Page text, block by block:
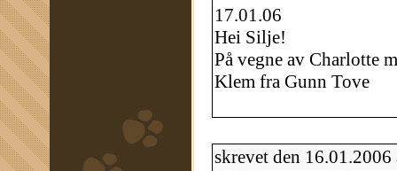
17.01.06
Hei Silje!
På vegne av Charlotte
Klem fra Gunn Tove
skrevet den